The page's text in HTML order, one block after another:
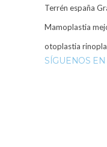
Terrén españa
Mamoplastia
otoplastia
SÍGUENOS